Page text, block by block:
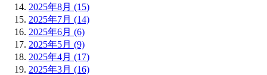
2025年8月 (15)
2025年7月 (14)
2025年6月 (6)
2025年5月 (9)
2025年4月 (17)
2025年3月 (16)